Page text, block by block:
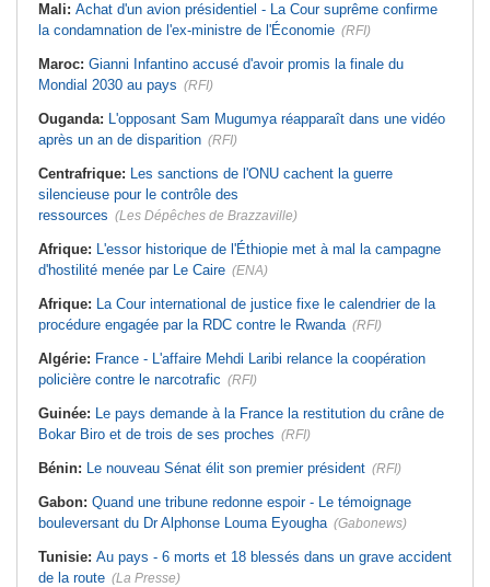
Mali: Achat d'un avion présidentiel - La Cour suprême confirme
la condamnation de l'ex-ministre de l'Économie (RFI)
Maroc: Gianni Infantino accusé d'avoir promis la finale du
Mondial 2030 au pays (RFI)
Ouganda: L'opposant Sam Mugumya réapparaît dans une vidéo
après un an de disparition (RFI)
Centrafrique: Les sanctions de l'ONU cachent la guerre
silencieuse pour le contrôle des
ressources (Les Dépêches de Brazzaville)
Afrique: L'essor historique de l'Éthiopie met à mal la campagne
d'hostilité menée par Le Caire (ENA)
Afrique: La Cour international de justice fixe le calendrier de la
procédure engagée par la RDC contre le Rwanda (RFI)
Algérie: France - L'affaire Mehdi Laribi relance la coopération
policière contre le narcotrafic (RFI)
Guinée: Le pays demande à la France la restitution du crâne de
Bokar Biro et de trois de ses proches (RFI)
Bénin: Le nouveau Sénat élit son premier président (RFI)
Gabon: Quand une tribune redonne espoir - Le témoignage
bouleversant du Dr Alphonse Louma Eyougha (Gabonews)
Tunisie: Au pays - 6 morts et 18 blessés dans un grave accident
de la route (La Presse)